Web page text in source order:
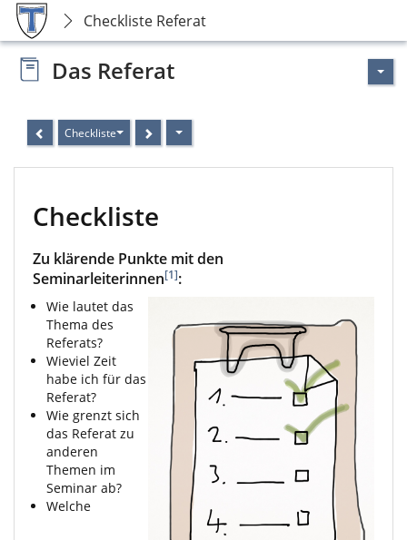
Checkliste Referat
Das Referat
Checkliste
Checkliste
Zu klärende Punkte mit den
Seminarleiterinnen[1]:
Wie lautet das
Thema des
Referats?
Wieviel Zeit
habe ich für das
Referat?
Wie grenzt sich
das Referat zu
anderen
Themen im
Seminar ab?
Welche